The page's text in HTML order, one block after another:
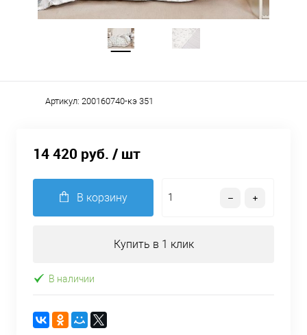
Артикул: 200160740-кэ 351
14 420 руб. / шт
В корзину
Купить в 1 клик
В наличии